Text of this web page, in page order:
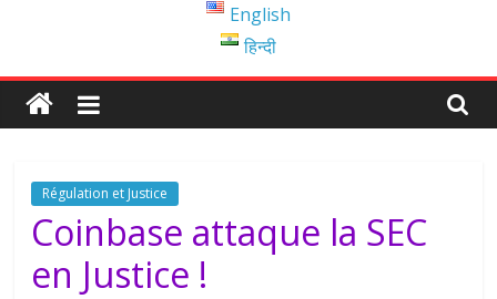
Blockchain
Easy
to
English
हिन्दी
Régulation et Justice
Coinbase attaque la SEC
en Justice !